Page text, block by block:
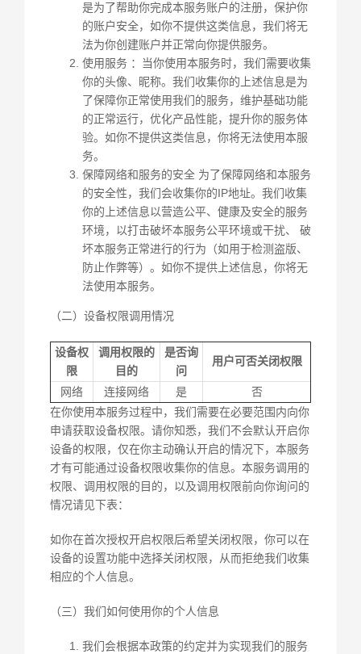
是为了帮助你完成本服务账户的注册，保护你
的账户安全，如你不提供这类信息，我们将无
法为你创建账户并正常向你提供服务。
使用服务 ：当你使用本服务时，我们需要收集
你的头像、昵称。我们收集你的上述信息是为
了保障你正常使用我们的服务，维护基础功能
的正常运行，优化产品性能，提升你的服务体
验。如你不提供这类信息，你将无法使用本服
务。
保障网络和服务的安全 为了保障网络和本服务
的安全性，我们会收集你的IP地址。我们收集
你的上述信息以营造公平、健康及安全的服务
环境，以打击破坏本服务公平环境或干扰、 破
坏本服务正常进行的行为（如用于检测盗版、
防止作弊等）。如你不提供上述信息，你将无
法使用本服务。
（二）设备权限调用情况
设备权
限
调用权限的
目的
是否询
问
用户可否关闭权限
网络 连接网络 是
否
在你使用本服务过程中，我们需要在必要范围内向你
申请获取设备权限。请你知悉，我们不会默认开启你
设备的权限，仅在你主动确认开启的情况下，本服务
才有可能通过设备权限收集你的信息。本服务调用的
权限、调用权限的目的，以及调用权限前向你询问的
情况请见下表：
如你在首次授权开启权限后希望关闭权限，你可以在
设备的设置功能中选择关闭权限，从而拒绝我们收集
相应的个人信息。
（三）我们如何使用你的个人信息
我们会根据本政策的约定并为实现我们的服务